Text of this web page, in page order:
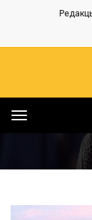
Toggle